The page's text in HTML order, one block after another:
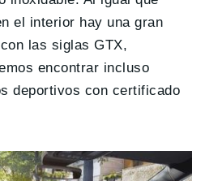
el interior hay una gran
las siglas GTX,
encontrar incluso
deportivos con certificado